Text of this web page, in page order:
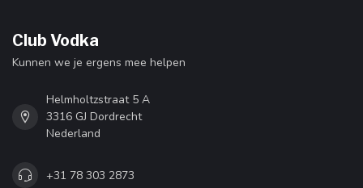
Club Vodka
Kunnen we je ergens mee helpen
Helmholtzstraat 5 A
3316 GJ Dordrecht
Nederland
+31 78 303 2873